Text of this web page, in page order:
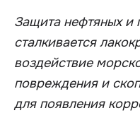
Защита нефтяных и
сталкивается
воздействие
повреждения и
для появления